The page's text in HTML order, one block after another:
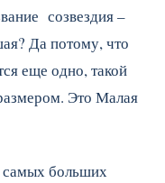
созвездия –
Да потому, что
еще одно, такой
Это Малая
самых больших